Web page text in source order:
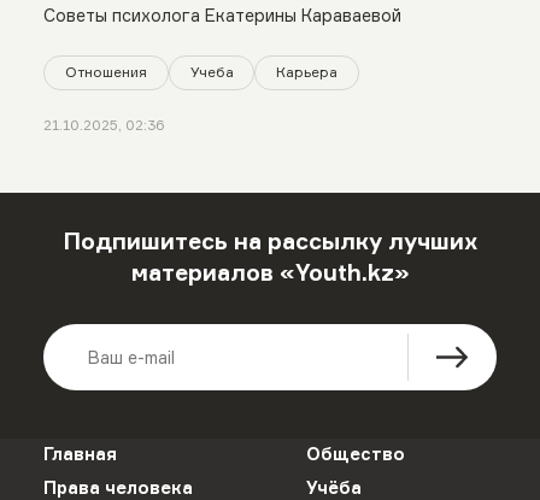
Советы психолога Екатерины Караваевой
Отношения Учеба Карьера
21.10.2025, 02:36
Подпишитесь на рассылку лучших
материалов «Youth.kz»
Главная
Общество
Права человека
Учёба